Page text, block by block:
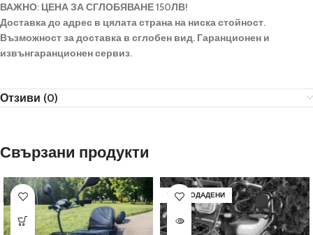
ВАЖНО: ЦЕНА ЗА СГЛОБЯВАНЕ 150ЛВ!
Доставка до адрес в цялата страна на ниска стойност.
Възможност за доставка в сглобен вид. Гаранционен и
извънгаранционен сервиз.
Отзиви (0)
Свързани продукти
РАЗПРОДАДЕНИ